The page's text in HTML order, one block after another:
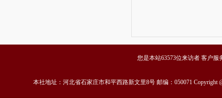
您是本站63573位来访者 客户服
本社地址：河北省石家庄市和平西路新文里8号 邮编：050071 Copyright